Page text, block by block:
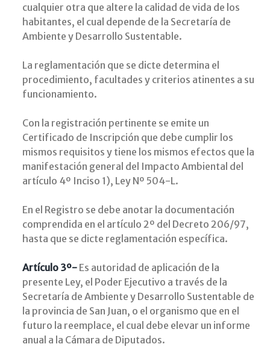
cualquier otra que altere la calidad de vida de los
habitantes, el cual depende de la Secretaría de
Ambiente y Desarrollo Sustentable.
La reglamentación que se dicte determina el
procedimiento, facultades y criterios atinentes a su
funcionamiento.
Con la registración pertinente se emite un
Certificado de Inscripción que debe cumplir los
mismos requisitos y tiene los mismos efectos que la
manifestación general del Impacto Ambiental del
artículo 4º Inciso 1), Ley Nº 504-L.
En el Registro se debe anotar la documentación
comprendida en el artículo 2º del Decreto 206/97,
hasta que se dicte reglamentación específica.
Artículo 3º- Es autoridad de aplicación de la
presente Ley, el Poder Ejecutivo a través de la
Secretaría de Ambiente y Desarrollo Sustentable de
la provincia de San Juan, o el organismo que en el
futuro la reemplace, el cual debe elevar un informe
anual a la Cámara de Diputados.